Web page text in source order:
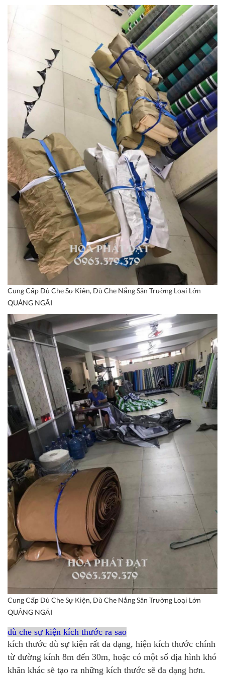
Cung Cấp Dù Che Sự Kiện, Dù Che Nắng Sân Trường Loại Lớn
QUẢNG NGÃI
Cung Cấp Dù Che Sự Kiện, Dù Che Nắng Sân Trường Loại Lớn
QUẢNG NGÃI
dù che sự kiện kích thước ra sao
kích thước dù sự kiện rất đa dạng, hiện kích thước chính
từ đường kính 8m đến 30m, hoặc có một số địa hình khó
khăn khác sẽ tạo ra những kích thước sẽ đa dạng hơn.